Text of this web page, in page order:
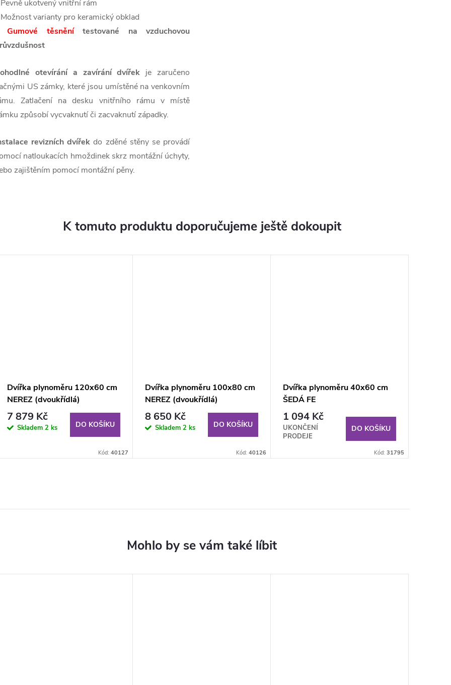
ukotvený vnitřní rám
varianty pro keramický obklad
Gumové těsnění
testované na vzduchovou
otevírání a zavírání dvířek je zaručeno
US zámky, které jsou umístěné na venkovním
Zatlačení na desku vnitřního rámu v místě
způsobí vycvaknutí či zacvaknutí západky.
revizních dvířek do zděné stěny se provádí
natloukacích hmoždinek skrz montážní úchyty,
zajištěním pomocí montážní pěny.
K tomuto produktu doporučujeme ještě dokoupit
Dvířka plynoměru 120x60 cm
NEREZ (dvoukřídlá)
7 879 Kč
Skladem 2 ks DO KOŠÍKU
Kód: 40127
Dvířka plynoměru 100x80 cm
NEREZ (dvoukřídlá)
8 650 Kč
Skladem 2 ks DO KOŠÍKU
Kód: 40126
Dvířka plynoměru 40x60 cm
ŠEDÁ FE
1 094 Kč
UKONČENÍ
PRODEJE
DO KOŠÍKU
Kód: 31795